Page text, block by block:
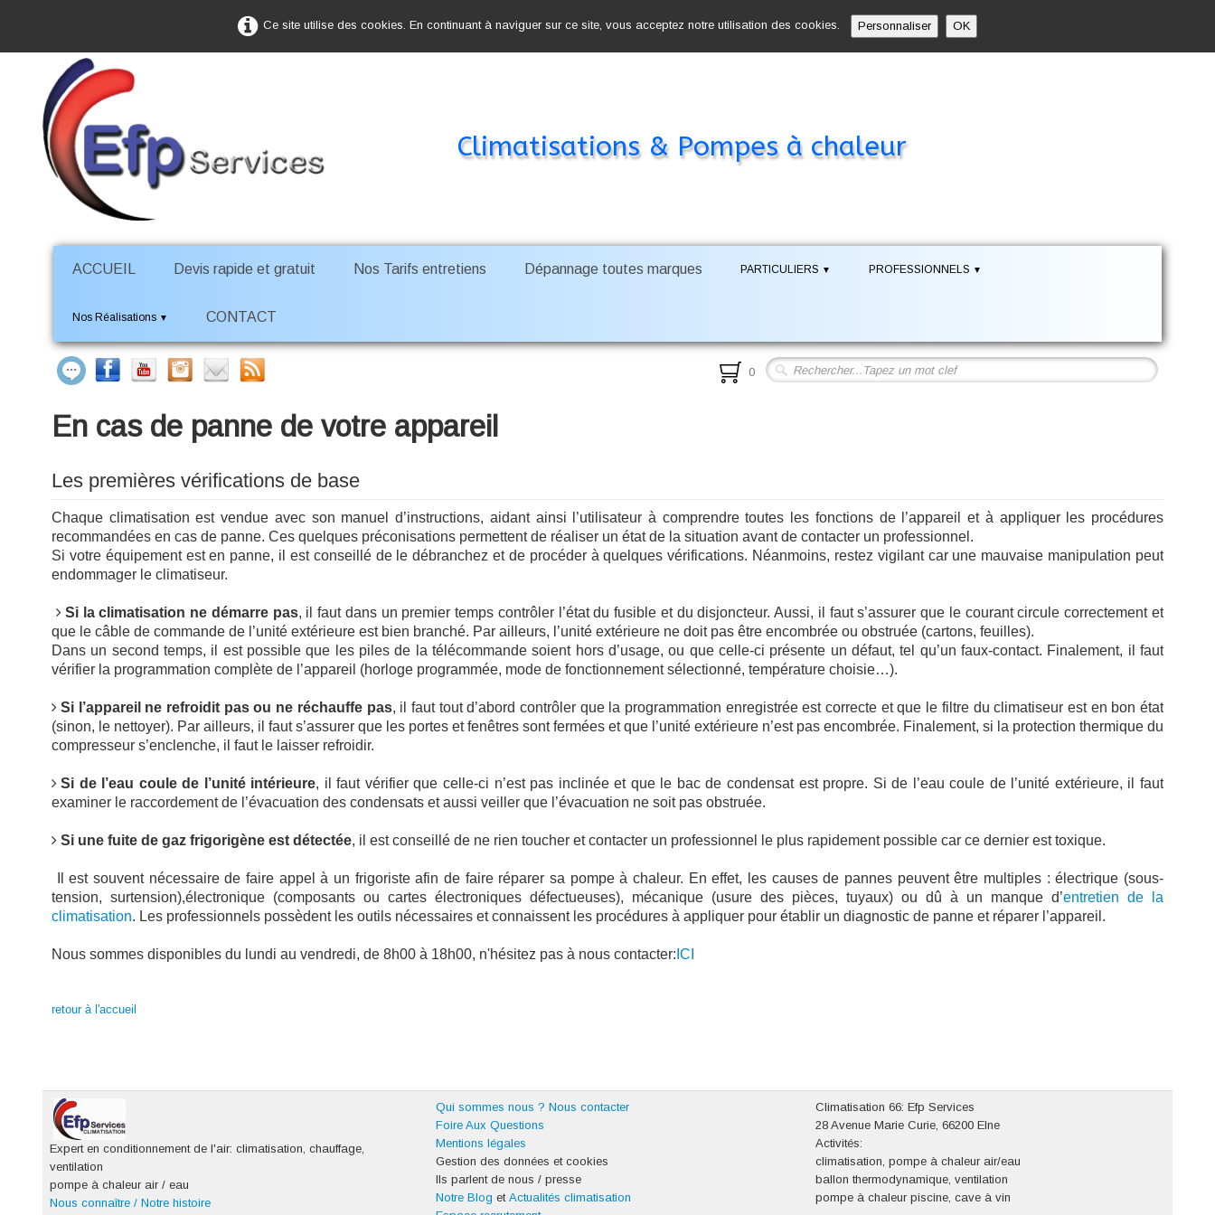
Ce site utilise des cookies. En continuant à naviguer sur ce site, vous acceptez notre utilisation des cookies. Personnaliser OK
Climatisations & Pompes à chaleur
ACCUEIL Devis rapide et gratuit Nos Tarifs entretiens Dépannage toutes marques PARTICULIERS ▼ PROFESSIONNELS ▼
Nos Réalisations ▼ CONTACT
0
En cas de panne de votre appareil
Les premières vérifications de base
Chaque climatisation est vendue avec son manuel d’instructions, aidant ainsi l’utilisateur à comprendre toutes les fonctions de l’appareil et à appliquer les procédures
recommandées en cas de panne. Ces quelques préconisations permettent de réaliser un état de la situation avant de contacter un professionnel.
Si votre équipement est en panne, il est conseillé de le débranchez et de procéder à quelques vérifications. Néanmoins, restez vigilant car une mauvaise manipulation peut
endommager le climatiseur.
Si la climatisation ne démarre pas, il faut dans un premier temps contrôler l’état du fusible et du disjoncteur. Aussi, il faut s’assurer que le courant circule correctement et
que le câble de commande de l’unité extérieure est bien branché. Par ailleurs, l’unité extérieure ne doit pas être encombrée ou obstruée (cartons, feuilles).
Dans un second temps, il est possible que les piles de la télécommande soient hors d’usage, ou que celle-ci présente un défaut, tel qu’un faux-contact. Finalement, il faut
vérifier la programmation complète de l’appareil (horloge programmée, mode de fonctionnement sélectionné, température choisie…).
Si l’appareil ne refroidit pas ou ne réchauffe pas, il faut tout d’abord contrôler que la programmation enregistrée est correcte et que le filtre du climatiseur est en bon état
(sinon, le nettoyer). Par ailleurs, il faut s’assurer que les portes et fenêtres sont fermées et que l’unité extérieure n’est pas encombrée. Finalement, si la protection thermique du
compresseur s’enclenche, il faut le laisser refroidir.
Si de l’eau coule de l’unité intérieure, il faut vérifier que celle-ci n’est pas inclinée et que le bac de condensat est propre. Si de l’eau coule de l’unité extérieure, il faut
examiner le raccordement de l’évacuation des condensats et aussi veiller que l’évacuation ne soit pas obstruée.
Si une fuite de gaz frigorigène est détectée, il est conseillé de ne rien toucher et contacter un professionnel le plus rapidement possible car ce dernier est toxique.
Il est souvent nécessaire de faire appel à un frigoriste afin de faire réparer sa pompe à chaleur. En effet, les causes de pannes peuvent être multiples : électrique (sous-
tension, surtension),électronique (composants ou cartes électroniques défectueuses), mécanique (usure des pièces, tuyaux) ou dû à un manque d’entretien de la
climatisation. Les professionnels possèdent les outils nécessaires et connaissent les procédures à appliquer pour établir un diagnostic de panne et réparer l’appareil.
Nous sommes disponibles du lundi au vendredi, de 8h00 à 18h00, n'hésitez pas à nous contacter: ICI
retour à l'accueil
Expert en conditionnement de l'air: climatisation, chauffage,
ventilation
pompe à chaleur air / eau
Nous connaître / Notre histoire
Qui sommes nous ? Nous contacter
Foire Aux Questions
Mentions légales
Gestion des données et cookies
Ils parlent de nous / presse
Notre Blog etActualités climatisation
Climatisation 66: Efp Services
28 Avenue Marie Curie, 66200 Elne
Activités:
climatisation, pompe à chaleur air/eau
ballon thermodynamique, ventilation
pompe à chaleur piscine, cave à vin